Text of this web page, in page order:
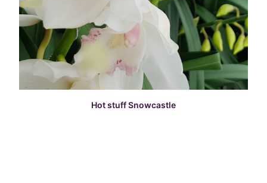
READ MORE
Hot stuff Snowcastle